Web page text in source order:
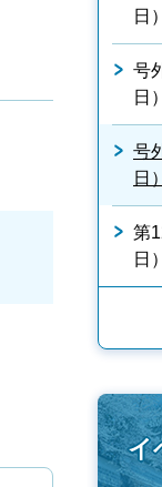
日）
号
日）
号
日）
第
日）
イ